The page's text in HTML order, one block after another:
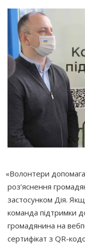
«Волонтери
роз’яснення
застосунком Дія.
команда підтримки
громадянина на
сертифікат з QR-